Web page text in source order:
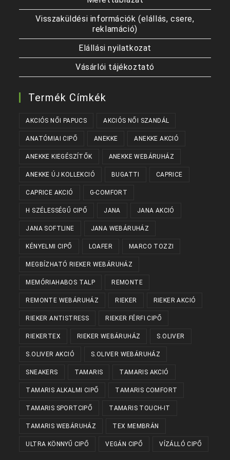
Visszaküldési információk (elállás, csere,
reklamáció)
Elállási nyilatkozat
Vásárlói tájékoztató
Termék Címkék
AKCIÓS NŐI PAPUCS AKCIÓS NŐI SZANDÁL
ANATÓMIAI CIPŐ ANEKKE ANEKKE AKCIÓ
ANEKKE KIEGÉSZÍTŐK ANEKKE WEBÁRUHÁZ
ANEKKE ÚJ KOLLEKCIÓ BUGATTI CAPRICE
CAPRICE AKCIÓ G-COMFORT
H SZÉLESSÉGŰ CIPŐ JANA JANA AKCIÓ
JANA SOFTLINE JANA WEBÁRUHÁZ
KÉNYELMI CIPŐ LOAFER MARCO TOZZI
MEGBÍZHATÓ RIEKER WEBÁRUHÁZ
MEMÓRIAHABOS TALP REMONTE
REMONTE WEBÁRUHÁZ RIEKER RIEKER AKCIÓ
RIEKER ANTISTRESS RIEKER FÉRFI CIPŐ
RIEKERTEX RIEKER WEBÁRUHÁZ S.OLIVER
S.OLIVER AKCIÓ S.OLIVER WEBÁRUHÁZ
SNEAKERS TAMARIS TAMARIS AKCIÓ
TAMARIS ALKALMI CIPŐ TAMARIS COMFORT
TAMARIS SPORTCIPŐ TAMARIS TOUCH-IT
TAMARIS WEBÁRUHÁZ TEX MEMBRÁN
ULTRA KÖNNYŰ CIPŐ VEGÁN CIPŐ VÍZÁLLÓ CIPŐ